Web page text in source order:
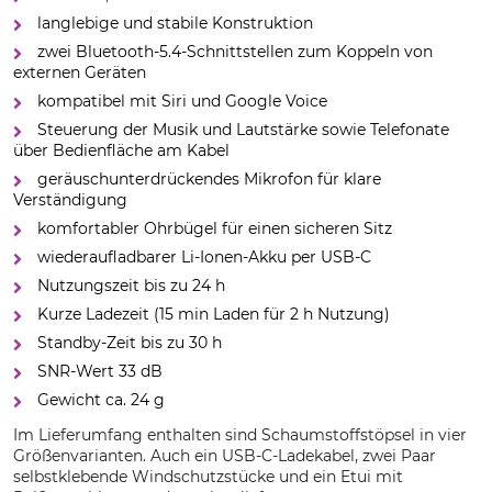
langlebige und stabile Konstruktion
zwei Bluetooth-5.4-Schnittstellen zum Koppeln von
externen Geräten
kompatibel mit Siri und Google Voice
Steuerung der Musik und Lautstärke sowie Telefonate
über Bedienfläche am Kabel
geräuschunterdrückendes Mikrofon für klare
Verständigung
komfortabler Ohrbügel für einen sicheren Sitz
wiederaufladbarer Li-Ionen-Akku per USB-C
Nutzungszeit bis zu 24 h
Kurze Ladezeit (15 min Laden für 2 h Nutzung)
Standby-Zeit bis zu 30 h
SNR-Wert 33 dB
Gewicht ca. 24 g
Im Lieferumfang enthalten sind Schaumstoffstöpsel in vier
Größenvarianten. Auch ein USB-C-Ladekabel, zwei Paar
selbstklebende Windschutzstücke und ein Etui mit